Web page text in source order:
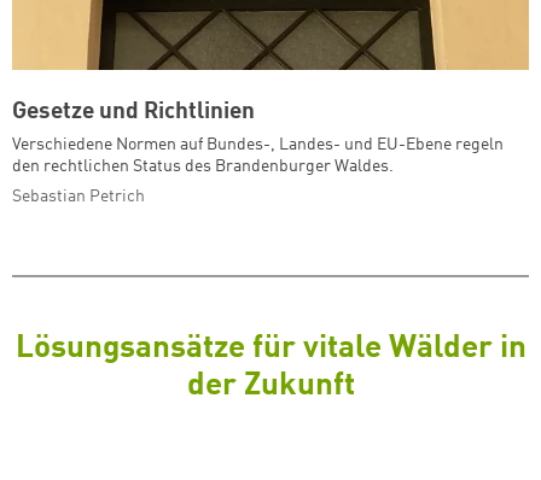
Gesetze und Richtlinien
Verschiedene Normen auf Bundes-, Landes- und EU-Ebene regeln
den rechtlichen Status des Brandenburger Waldes.
Sebastian Petrich
Lösungsansätze für vitale Wälder in
der Zukunft